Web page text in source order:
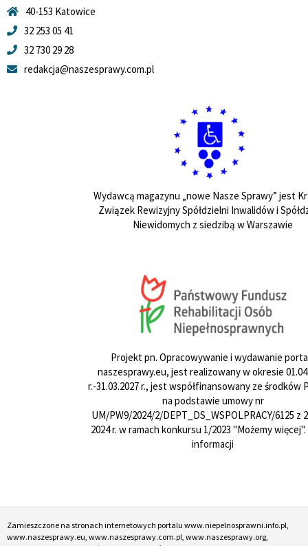
40-153 Katowice
32 253 05 41
32 730 29 28
redakcja@naszesprawy.com.pl
Wydawcą magazynu „nowe Nasze Sprawy” jest
Związek Rewizyjny Spółdzielni Inwalidów i
Niewidomych z siedzibą w Warszawie
Projekt pn. Opracowywanie i wydawanie
naszesprawy.eu, jest realizowany w okresie
r.-31.03.2027 r., jest współfinansowany ze środków
na podstawie umowy nr
UM/PW9/2024/2/DEPT_DS_WSPOLPRACY/6125 z
2024 r. w ramach konkursu 1/2023 "Możemy więcej".
informacji
Zamieszczone na stronach internetowych portalu www.niepelnosprawni.info.pl,
www.naszesprawy.eu, www.naszesprawy.com.pl, www.naszesprawy.org,